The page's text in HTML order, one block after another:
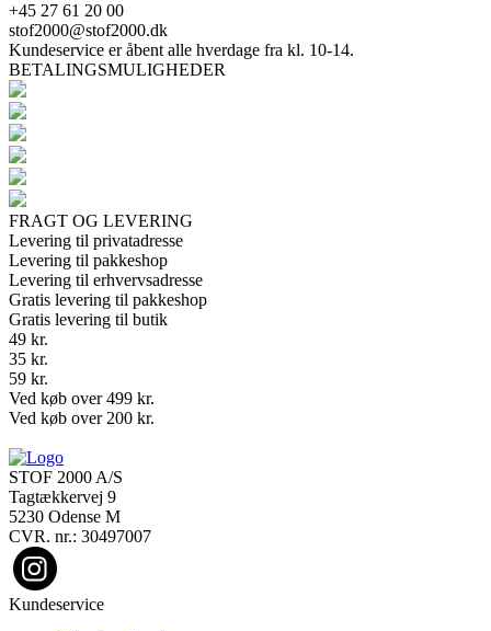
+45 27 61 20 00
stof2000@stof2000.dk
Kundeservice er åbent alle hverdage fra kl. 10-14.
BETALINGSMULIGHEDER
FRAGT OG LEVERING
Levering til privatadresse
Levering til pakkeshop
Levering til erhvervsadresse
Gratis levering til pakkeshop
Gratis levering til butik
49 kr.
35 kr.
59 kr.
Ved køb over 499 kr.
Ved køb over 200 kr.
STOF 2000 A/S
Tagtækkervej 9
5230 Odense M
CVR. nr.: 30497007
Kundeservice